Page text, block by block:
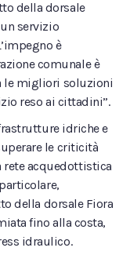
della dorsale
servizio
è
comunale è
le migliori soluzioni
reso ai cittadini”.
idriche e
le criticità
rete acquedottistica
della dorsale Fiora
fino alla costa,
idraulico.